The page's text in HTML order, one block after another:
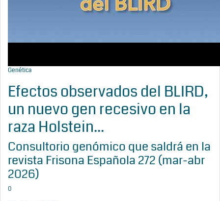
Genética
Efectos observados del BLIRD,
un nuevo gen recesivo en la
raza Holstein...
Consultorio genómico que saldrá en la
revista Frisona Española 272 (mar-abr
2026)
0